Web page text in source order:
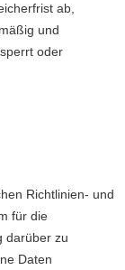
ab,
und
oder
Richtlinien- und
für die
darüber zu
Daten